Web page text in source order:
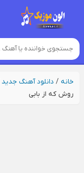
خانه/ دانلود آهنگ جدید
روش که از بابی